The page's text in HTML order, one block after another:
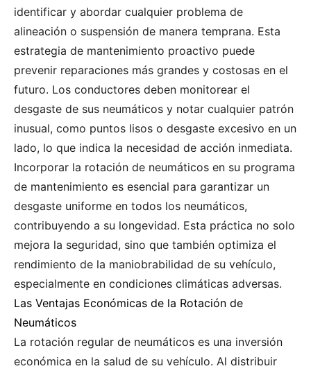
identificar y abordar cualquier problema de
alineación o suspensión de manera temprana. Esta
estrategia de mantenimiento proactivo puede
prevenir reparaciones más grandes y costosas en el
futuro. Los conductores deben monitorear el
desgaste de sus neumáticos y notar cualquier patrón
inusual, como puntos lisos o desgaste excesivo en un
lado, lo que indica la necesidad de acción inmediata.
Incorporar la rotación de neumáticos en su programa
de mantenimiento es esencial para garantizar un
desgaste uniforme en todos los neumáticos,
contribuyendo a su longevidad. Esta práctica no solo
mejora la seguridad, sino que también optimiza el
rendimiento de la maniobrabilidad de su vehículo,
especialmente en condiciones climáticas adversas.
Las Ventajas Económicas de la Rotación de
Neumáticos
La rotación regular de neumáticos es una inversión
económica en la salud de su vehículo. Al distribuir